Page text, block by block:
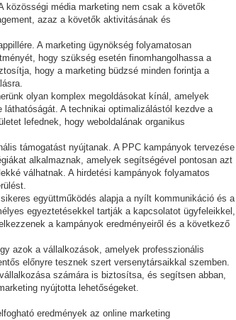
média marketing nem csak a követők
azaz a követők aktivitásának és
A marketing ügynökség folyamatosan
hogy szükség esetén finomhangolhassa a
hogy a marketing büdzsé minden forintja a
olyan komplex megoldásokat kínál, amelyek
A technikai optimalizálástól kezdve a
lefednek, hogy weboldalának organikus
támogatást nyújtanak. A PPC kampányok tervezése
alkalmaznak, amelyek segítségével pontosan azt
válhatnak. A hirdetési kampányok folyamatos
együttműködés alapja a nyílt kommunikáció és a
egyeztetésekkel tartják a kapcsolatot ügyfeleikkel,
a kampányok eredményeiről és a következő
azok a vállalkozások, amelyek professzionális
előnyre tesznek szert versenytársaikkal szemben.
számára is biztosítsa, és segítsen abban,
nyújtotta lehetőségeket.
eredmények az online marketing